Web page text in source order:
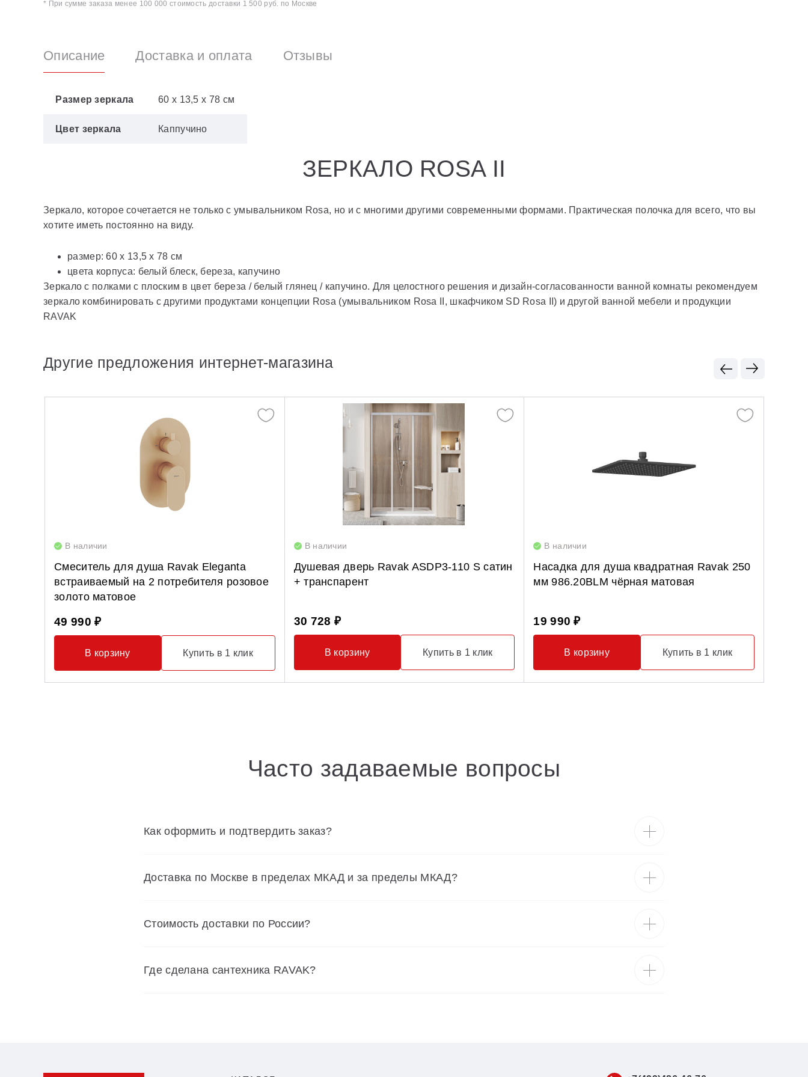
* При сумме заказа менее 100 000 стоимость доставки 1 500 руб. по Москве
Описание Доставка и оплата Отзывы
Размер зеркала 60 x 13,5 x 78 см
Цвет зеркала Каппучино
ЗЕРКАЛО ROSA II
Зеркало, которое сочетается не только с умывальником Rosa, но и с многими другими современными формами. Практическая полочка для всего, что вы
хотите иметь постоянно на виду.
размер: 60 x 13,5 x 78 см
цвета корпуса: белый блеск, береза, капучино
Зеркало с полками с плоским в цвет береза / белый глянец / капучино. Для целостного решения и дизайн-согласованности ванной комнаты рекомендуем
зеркало комбинировать с другими продуктами концепции Rosa (умывальником Rosa II, шкафчиком SD Rosa II) и другой ванной мебели и продукции
RAVAK
Другие предложения интернет-магазина
В наличии
Смеситель для душа Ravak Eleganta
встраиваемый на 2 потребителя розовое
золото матовое
49 990 ₽
В корзину Купить в 1 клик
В наличии
Душевая дверь Ravak ASDP3-110 S сатин
+ транспарент
30 728 ₽
В корзину Купить в 1 клик
В наличии
Насадка для душа квадратная Ravak 250
мм 986.20BLM чёрная матовая
19 990 ₽
В корзину Купить в 1 клик
Часто задаваемые вопросы
Как оформить и подтвердить заказ?
Доставка по Москве в пределах МКАД и за пределы МКАД?
Cтоимость доставки по России?
Где сделана сантехника RAVAK?